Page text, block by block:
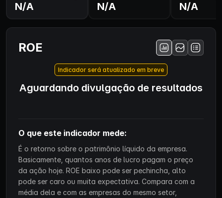
N/A N/A N/A
ROE
Indicador será atualizado em breve
Aguardando divulgação de resultados
O que este indicador mede:
É o retorno sobre o patrimônio líquido da empresa.
Basicamente, quantos anos de lucro pagam o preço
da ação hoje. ROE baixo pode ser pechincha, alto
pode ser caro ou muita expectativa. Compara com a
média dela e com as empresas do mesmo setor,